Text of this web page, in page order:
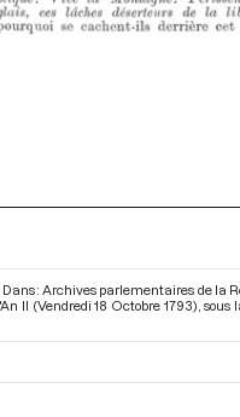
: Archives parlementaires de la
II (Vendredi 18 Octobre 1793) ,